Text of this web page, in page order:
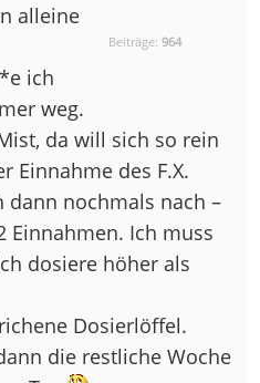
Beiträge:964
alleine
ich
weg.
da will sich so rein
Einnahme des F.X.
dann nochmals nach –
Einnahmen. Ich muss
dosiere höher als
Dosierlöffel.
die restliche Woche